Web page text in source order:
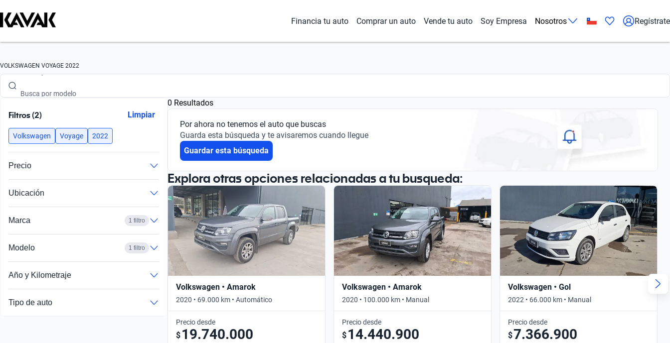
Financia tu auto Comprar un auto Vende tu auto Soy Empresa Nosotros Regístrate
VOLKSWAGEN VOYAGE 2022
Busca por marca
Busca por año
Busca por marca
Busca por versión
Busca por año
Filtros (2) Limpiar
Volkswagen Voyage 2022
Precio
Ubicación
Marca 1 filtro
Modelo 1 filtro
Año y Kilometraje
Tipo de auto
0 Resultados
Por ahora no tenemos el auto que buscas
Guarda esta búsqueda y te avisaremos cuando llegue
Guardar esta búsqueda
Explora otras opciones relacionadas a tu busqueda:
Volkswagen • Amarok
2020 • 69.000 km • Automático
Precio desde
$ 19.740.000
Volkswagen • Amarok
2020 • 100.000 km • Manual
Precio desde
$ 14.440.900
Volkswagen • Gol
2022 • 66.000 km • Manual
Precio desde
$7.366.900